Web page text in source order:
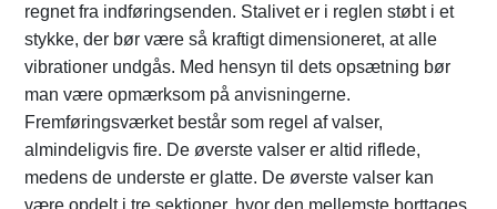
regnet fra indføringsenden. Stalivet er i reglen støbt i et
stykke, der bør være så kraftigt dimensioneret, at alle
vibrationer undgås. Med hensyn til dets opsætning bør
man være opmærksom på anvisningerne.
Fremføringsværket består som regel af valser,
almindeligvis fire. De øverste valser er altid riflede,
medens de underste er glatte. De øverste valser kan